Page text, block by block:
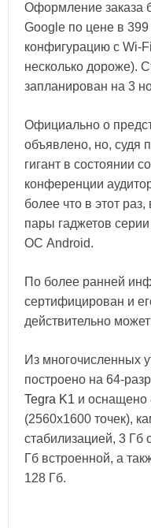
Оформление заказа
Google по цене в
конфигурацию с Wi-
несколько дороже).
запланирован на 3
Официально о
объявлено, но, судя
гигант в состоянии
конференции
более что в этот
пары гаджетов
ОС Android.
По более ранней
сертифицирован и
действительно
Из многочисленных
построено на 64-
Tegra K1 и
(2560х1600 точек),
стабилизацией, 3 Гб
Гб встроенной, а
128 Гб.